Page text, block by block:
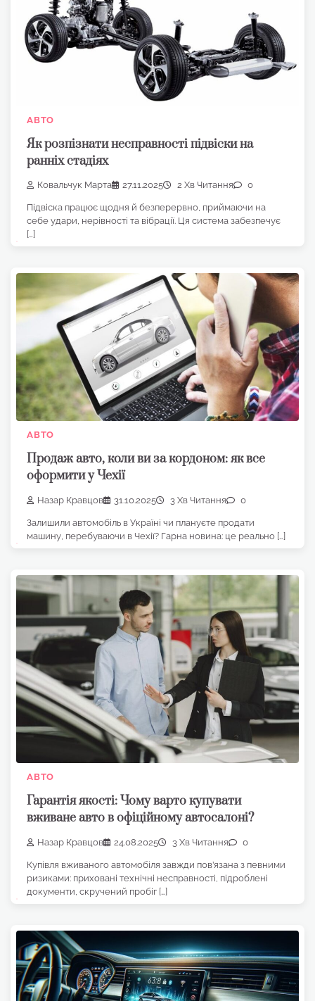
АВТО
Як розпізнати несправності підвіски на
ранніх стадіях
Ковальчук Марта 27.11.2025 2 Хв Читання 0
Підвіска працює щодня й безперервно, приймаючи на
себе удари, нерівності та вібрації. Ця система забезпечує
[…]
АВТО
Продаж авто, коли ви за кордоном: як все
оформити у Чехії
Назар Кравцов 31.10.2025 3 Хв Читання 0
Залишили автомобіль в Україні чи плануєте продати
машину, перебуваючи в Чехії? Гарна новина: це реально […]
АВТО
Гарантія якості: Чому варто купувати
вживане авто в офіційному автосалоні?
Назар Кравцов 24.08.2025 3 Хв Читання 0
Купівля вживаного автомобіля завжди пов’язана з певними
ризиками: приховані технічні несправності, підроблені
документи, скручений пробіг […]